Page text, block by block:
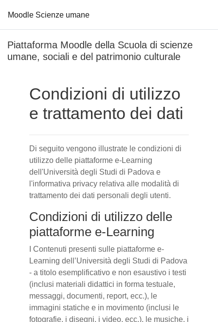
Moodle Scienze umane
Piattaforma Moodle della Scuola di scienze
umane, sociali e del patrimonio culturale
Condizioni di utilizzo
e trattamento dei dati
Di seguito vengono illustrate le condizioni di
utilizzo delle piattaforme e-Learning
dell'Università degli Studi di Padova e
l'informativa privacy relativa alle modalità di
trattamento dei dati personali degli utenti.
Condizioni di utilizzo delle
piattaforme e-Learning
I Contenuti presenti sulle piattaforme e-
Learning dell’Università degli Studi di Padova
- a titolo esemplificativo e non esaustivo i testi
(inclusi materiali didattici in forma testuale,
messaggi, documenti, report, ecc.), le
immagini statiche e in movimento (inclusi le
fotografie, i disegni, i video, ecc.), le musiche, i